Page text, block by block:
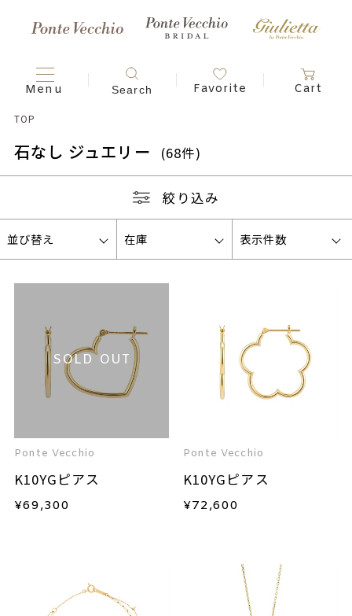
TOP
石なし ジュエリー (68件)
絞り込み
並び替え 在庫 表示件数
SOLD OUT
Ponte Vecchio
K10YGピアス
¥69,300
Ponte Vecchio
K10YGピアス
¥72,600